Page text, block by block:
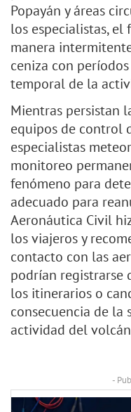
Popayán y áreas
los especialistas, el
manera
ceniza con
temporal de la
Mientras persistan
equipos de control
especialistas
monitoreo
fenómeno para
adecuado para
Aeronáutica Civil
los viajeros y
contacto con las
podrían registrarse
los itinerarios o
consecuencia de la
actividad del
-